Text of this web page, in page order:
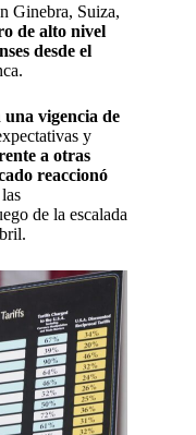
Ginebra, Suiza,
de alto nivel
desde el
vigencia de
y
a otras
reaccionó
de la escalada